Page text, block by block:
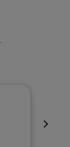
.